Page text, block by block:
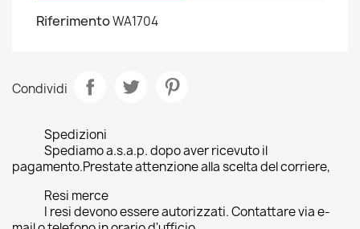
RiferimentoWA1704
Condividi
Spedizioni
Spediamo a.s.a.p. dopo aver ricevuto il
pagamento.Prestate attenzione alla scelta del corriere,
Resi merce
I resi devono essere autorizzati. Contattare via e-